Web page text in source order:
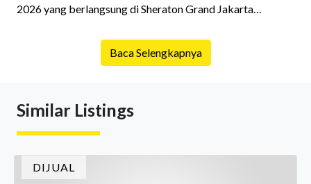
2026 yang berlangsung di Sheraton Grand Jakarta
istimewa bagi para pelaku industri properti dan keuangan.
Lebih dari 400 marketing executives dan principals
menghidupkan suasana, acara ini dihadiri oleh Country
Baca Selengkapnya
Similar Listings
DIJUAL